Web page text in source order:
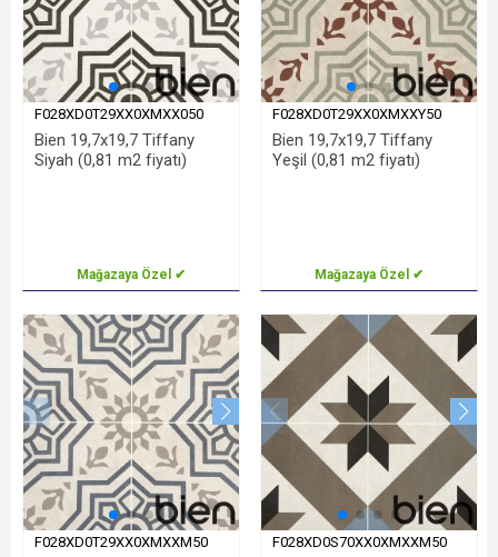
F028XD0T29XX0XMXX050
Bien 19,7x19,7 Tiffany
Siyah (0,81 m2 fiyatı)
Mağazaya Özel ✔
F028XD0T29XX0XMXXY50
Bien 19,7x19,7 Tiffany
Yeşil (0,81 m2 fiyatı)
Mağazaya Özel ✔
F028XD0T29XX0XMXXM50 F028XD0S70XX0XMXXM50